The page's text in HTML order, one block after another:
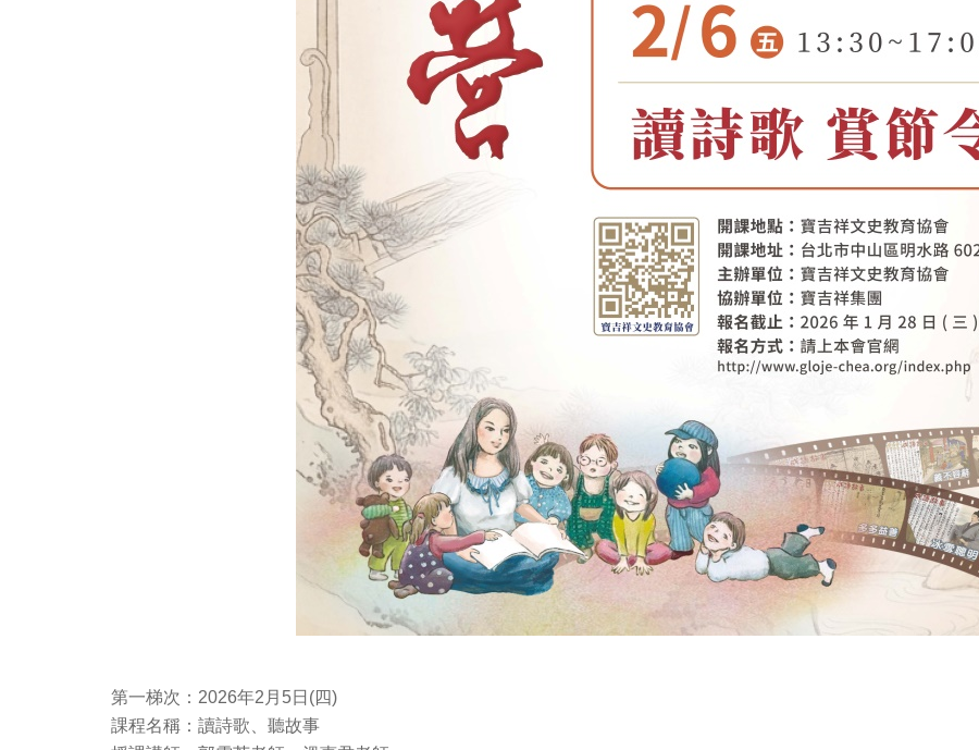
第一梯次：2026年2月5日(四)
課程名稱：讀詩歌、聽故事